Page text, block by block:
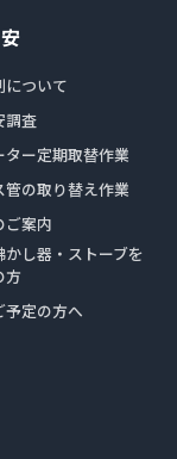
について
調査
ター定期取替作業
管の取り替え作業
ご案内
かし器・ストーブを
方
予定の方へ